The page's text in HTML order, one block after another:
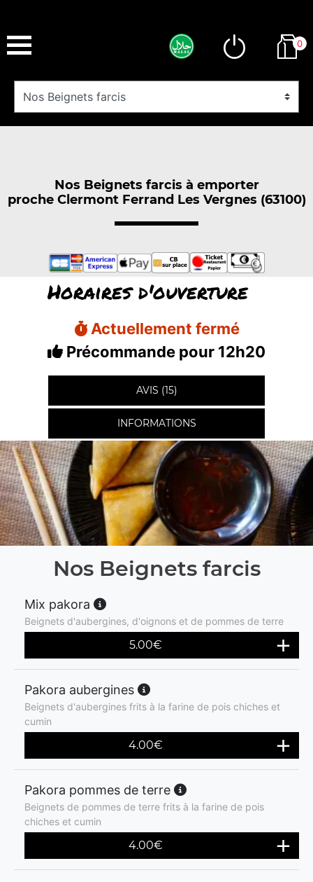
0
Nos Beignets farcis à emporter
proche Clermont Ferrand Les Vergnes (63100)
Horaires d'ouverture
Actuellement fermé
Précommande pour 12h20
AVIS (15)
INFORMATIONS
Nos Beignets farcis
Mix pakora
Beignets d'aubergines, d'oignons et de pommes de terre
5.00€
Pakora aubergines
Beignets d'aubergines frits à la farine de pois chiches et
cumin
4.00€
Pakora pommes de terre
Beignets de pommes de terre frits à la farine de pois
chiches et cumin
4.00€